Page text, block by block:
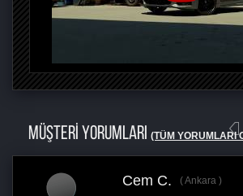
MÜŞTERİ YORUMLARI (TÜM YORUMLARI
Cem C.
Ankara